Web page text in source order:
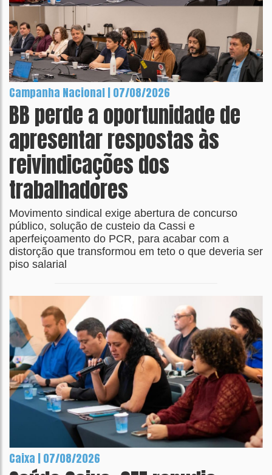
Campanha Nacional | 07/08/2026
BB perde a oportunidade de
apresentar respostas às
reivindicações dos
trabalhadores
Movimento sindical exige abertura de concurso
público, solução de custeio da Cassi e
aperfeiçoamento do PCR, para acabar com a
distorção que transformou em teto o que deveria ser
piso salarial
Caixa | 07/08/2026